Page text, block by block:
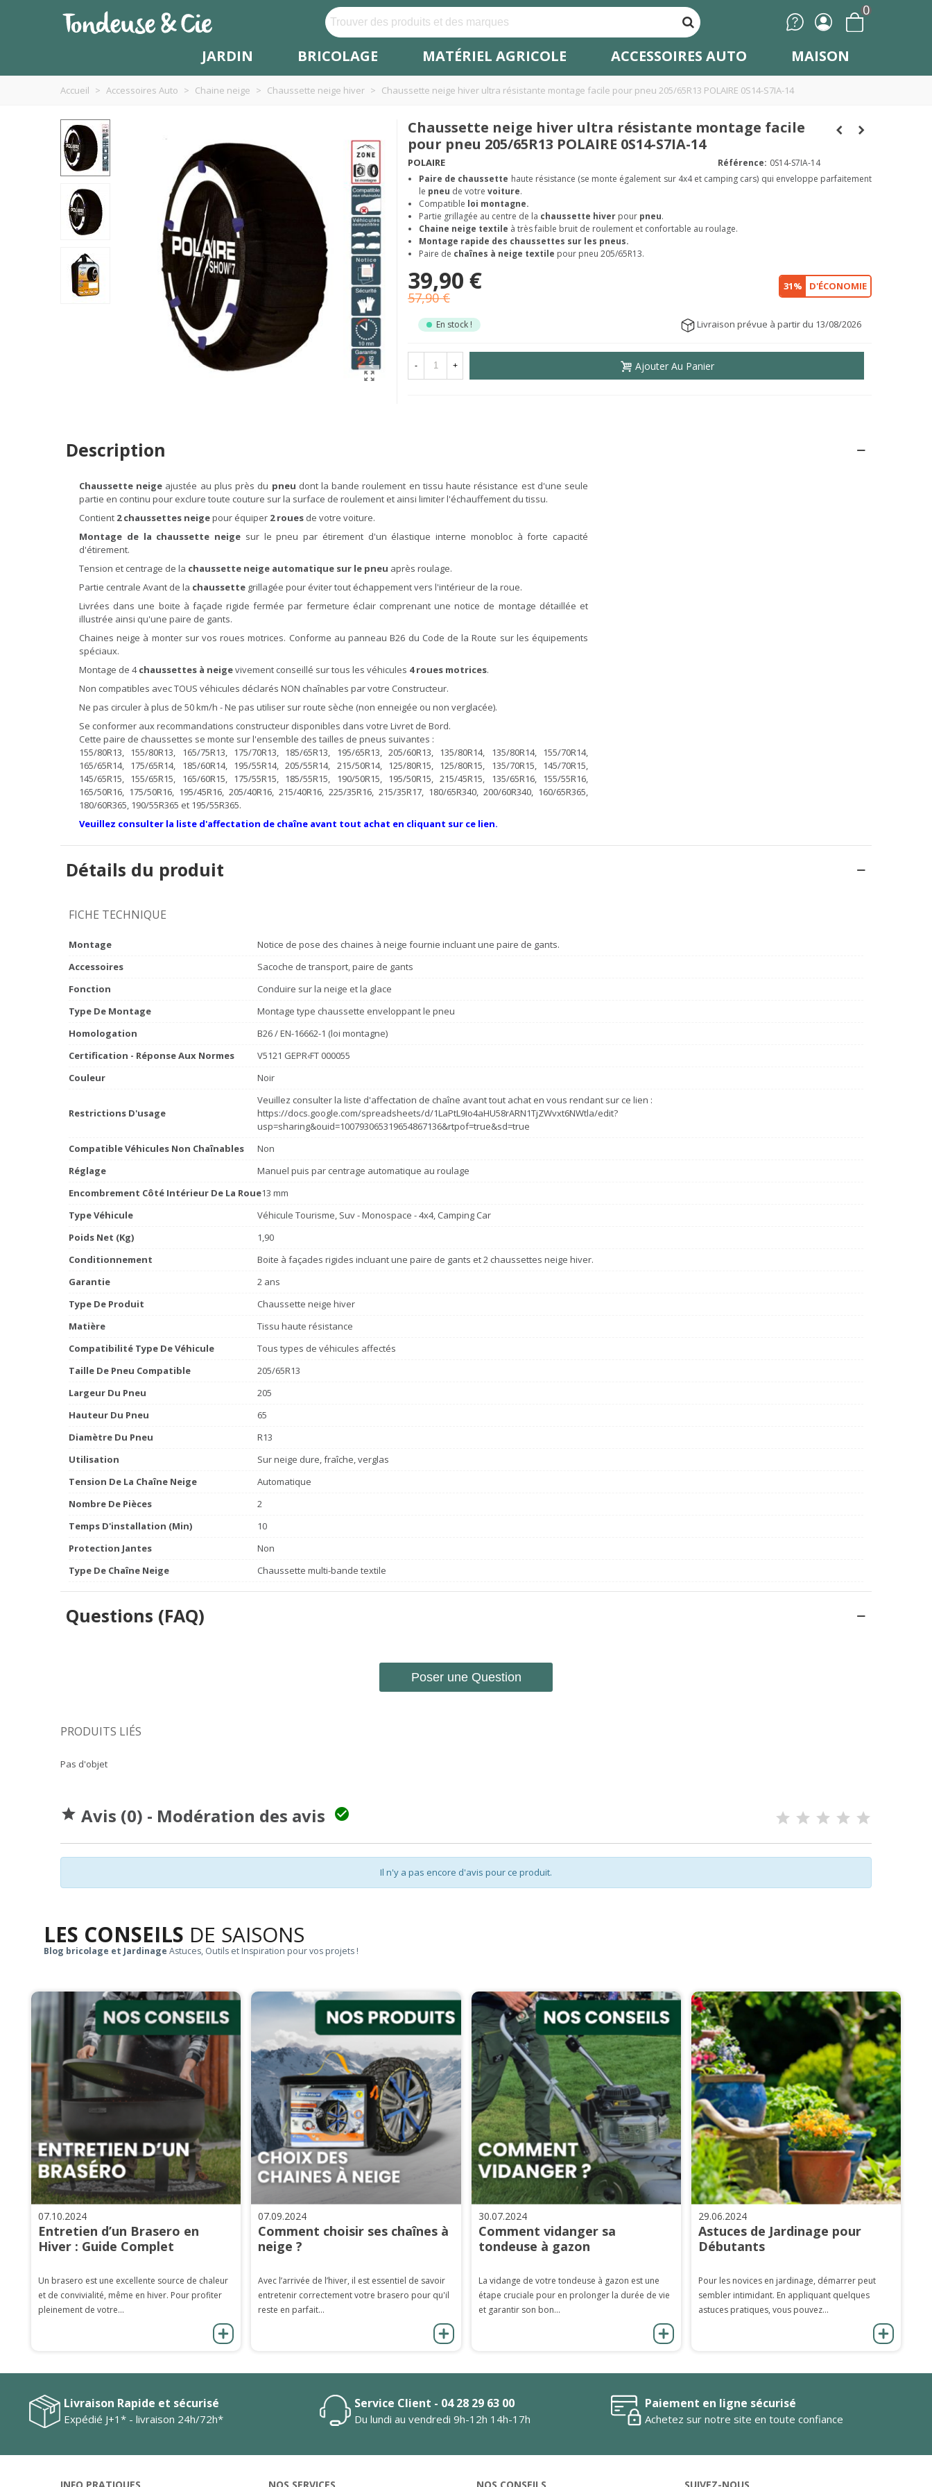
0
JARDIN BRICOLAGE MATÉRIEL AGRICOLE ACCESSOIRES AUTO MAISON
Accueil > Accessoires Auto > Chaine neige > Chaussette neige hiver > Chaussette neige hiver ultra résistante montage facile pour pneu 205/65R13 POLAIRE 0S14-S7IA-14
Chaussette neige hiver ultra résistante montage facile
pour pneu 205/65R13 POLAIRE 0S14-S7IA-14
POLAIRE Référence: 0S14-S7IA-14
Paire de chaussette haute résistance (se monte également sur 4x4 et camping cars) qui enveloppe parfaitement
le pneu de votre voiture.
Compatible loi montagne.
Partie grillagée au centre de la chaussette hiver pour pneu.
Chaine neige textile à très faible bruit de roulement et confortable au roulage.
Montage rapide des chaussettes sur les pneus.
Paire de chaînes à neige textile pour pneu 205/65R13.
39,90 €
57,90 €
31% D'ÉCONOMIE
En stock ! Livraison prévue à partir du 13/08/2026
- + Ajouter Au Panier
Description
Chaussette neige ajustée au plus près du pneu dont la bande roulement en tissu haute résistance est d'une seule
partie en continu pour exclure toute couture sur la surface de roulement et ainsi limiter l'échauffement du tissu.
Contient 2 chaussettes neigepour équiper 2 roues de votre voiture.
Montage de la chaussette neige sur le pneu par étirement d'un élastique interne monobloc à forte capacité
d'étirement.
Tension et centrage de la chaussette neige automatique sur le pneu après roulage.
Partie centrale Avant de la chaussette grillagée pour éviter tout échappement vers l'intérieur de la roue.
Livrées dans une boite à façade rigide fermée par fermeture éclair comprenant une notice de montage détaillée et
illustrée ainsi qu'une paire de gants.
Chaines neige à monter sur vos roues motrices. Conforme au panneau B26 du Code de la Route sur les équipements
spéciaux.
Montage de 4chaussettes à neigevivement conseillé sur tous les véhicules 4 roues motrices.
Non compatibles avec TOUS véhicules déclarés NON chaînables par votre Constructeur.
Ne pas circuler à plus de 50 km/h - Ne pas utiliser sur route sèche (non enneigée ou non verglacée).
Se conformer aux recommandations constructeur disponibles dans votre Livret de Bord.
Cette paire de chaussettes se monte sur l'ensemble des tailles de pneus suivantes :
155/80R13, 155/80R13, 165/75R13, 175/70R13, 185/65R13, 195/65R13, 205/60R13, 135/80R14, 135/80R14, 155/70R14,
165/65R14, 175/65R14, 185/60R14, 195/55R14, 205/55R14, 215/50R14, 125/80R15, 125/80R15, 135/70R15, 145/70R15,
145/65R15, 155/65R15, 165/60R15, 175/55R15, 185/55R15, 190/50R15, 195/50R15, 215/45R15, 135/65R16, 155/55R16,
165/50R16, 175/50R16, 195/45R16, 205/40R16, 215/40R16, 225/35R16, 215/35R17, 180/65R340, 200/60R340, 160/65R365,
180/60R365, 190/55R365 et 195/55R365.
Veuillez consulter la liste d'affectation de chaîne avant tout achat en cliquant sur ce lien.
Détails du produit
FICHE TECHNIQUE
Montage
Notice de pose des chaines à neige fournie incluant une paire de gants.
Accessoires
Sacoche de transport, paire de gants
Fonction
Conduire sur la neige et la glace
Type De Montage
Montage type chaussette enveloppant le pneu
Homologation
B26 / EN-16662-1 (loi montagne)
Certification - Réponse Aux Normes
V5121 GEPR‹FT 000055
Couleur
Noir
Restrictions D'usage
Veuillez consulter la liste d'affectation de chaîne avant tout achat en vous rendant sur ce lien :
https://docs.google.com/spreadsheets/d/1LaPtL9Io4aHU58rARN1TjZWvxt6NWtla/edit?
usp=sharing&ouid=100793065319654867136&rtpof=true&sd=true
Compatible Véhicules Non Chaînables
Non
Réglage
Manuel puis par centrage automatique au roulage
Encombrement Côté Intérieur De La Roue13 mm
Type Véhicule
Véhicule Tourisme, Suv - Monospace - 4x4, Camping Car
Poids Net (Kg)
1,90
Conditionnement
Boite à façades rigides incluant une paire de gants et 2 chaussettes neige hiver.
Garantie
2 ans
Type De Produit
Chaussette neige hiver
Matière
Tissu haute résistance
Compatibilité Type De Véhicule
Tous types de véhicules affectés
Taille De Pneu Compatible
205/65R13
Largeur Du Pneu
205
Hauteur Du Pneu
65
Diamètre Du Pneu
R13
Utilisation
Sur neige dure, fraîche, verglas
Tension De La Chaîne Neige
Automatique
Nombre De Pièces
2
Temps D'installation (min)
10
Protection Jantes
Non
Type De Chaîne Neige
Chaussette multi-bande textile
Questions (FAQ)
Poser une Question
PRODUITS LIÉS
Pas d'objet
 Avis (0) - Modération des avis 
Il n'y a pas encore d'avis pour ce produit.
LES CONSEILS DE SAISONS
Blog bricolage et Jardinage Astuces, Outils et Inspiration pour vos projets !
07.10.2024
Entretien d’un Brasero en
Hiver : Guide Complet
Un brasero est une excellente source de chaleur
et de convivialité, même en hiver. Pour profiter
pleinement de votre...
07.09.2024
Comment choisir ses chaînes à
neige ?
Avec l’arrivée de l’hiver, il est essentiel de savoir
entretenir correctement votre brasero pour qu'il
reste en parfait...
30.07.2024
Comment vidanger sa
tondeuse à gazon
La vidange de votre tondeuse à gazon est une
étape cruciale pour en prolonger la durée de vie
et garantir son bon...
29.06.2024
Astuces de Jardinage pour
Débutants
Pour les novices en jardinage, démarrer peut
sembler intimidant. En appliquant quelques
astuces pratiques, vous pouvez...
Livraison Rapide et sécurisé
Expédié J+1* - livraison 24h/72h*
Service Client - 04 28 29 63 00
Du lundi au vendredi 9h-12h 14h-17h
Paiement en ligne sécurisé
Achetez sur notre site en toute confiance
INFO PRATIQUES NOS SERVICES NOS CONSEILS SUIVEZ-NOUS